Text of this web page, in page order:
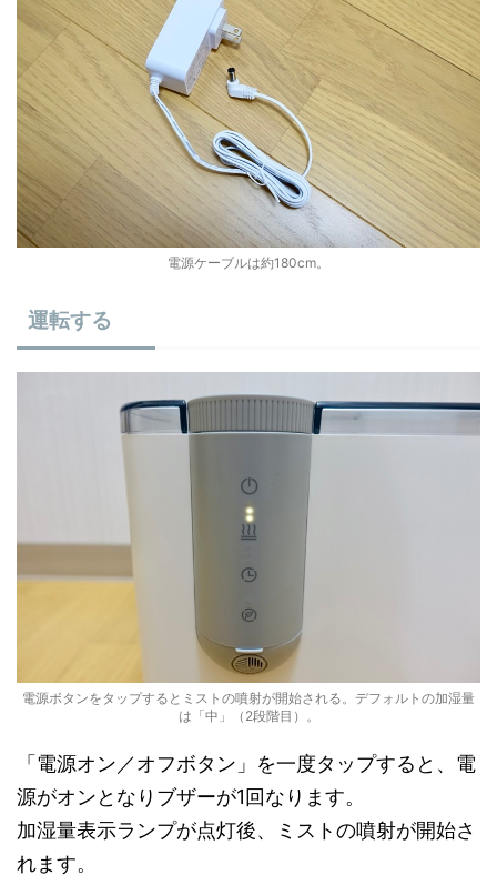
電源ケーブルは約180cm。
運転する
電源ボタンをタップするとミストの噴射が開始される。デフォルトの加湿量
は「中」（2段階目）。
「電源オン／オフボタン」を一度タップすると、電
源がオンとなりブザーが1回なります。
加湿量表示ランプが点灯後、ミストの噴射が開始さ
れます。